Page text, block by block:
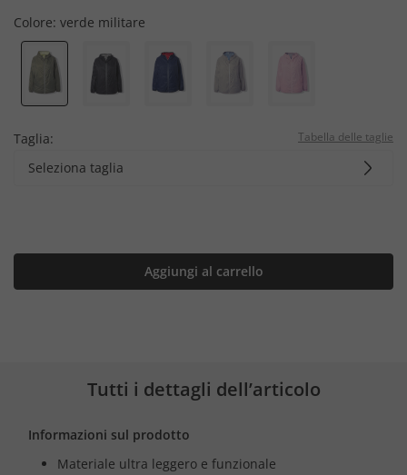
Colore: verde militare
Taglia: Tabella delle taglie
Seleziona taglia
Aggiungi al carrello
Tutti i dettagli dell’articolo
Informazioni sul prodotto
Materiale ultra leggero e funzionale